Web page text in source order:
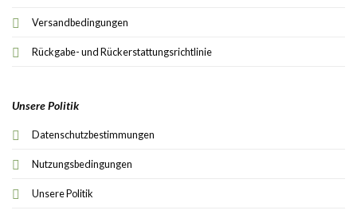
Versandbedingungen
Rückgabe- und Rückerstattungsrichtlinie
Unsere Politik
Datenschutzbestimmungen
Nutzungsbedingungen
Unsere Politik